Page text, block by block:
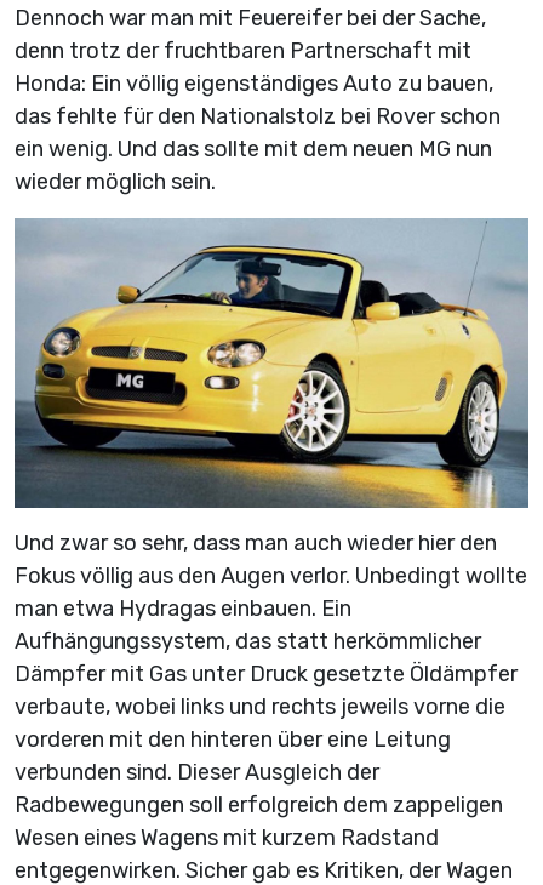
Dennoch war man mit Feuereifer bei der Sache,
denn trotz der fruchtbaren Partnerschaft mit
Honda: Ein völlig eigenständiges Auto zu bauen,
das fehlte für den Nationalstolz bei Rover schon
ein wenig. Und das sollte mit dem neuen MG nun
wieder möglich sein.
Und zwar so sehr, dass man auch wieder hier den
Fokus völlig aus den Augen verlor. Unbedingt wollte
man etwa Hydragas einbauen. Ein
Aufhängungssystem, das statt herkömmlicher
Dämpfer mit Gas unter Druck gesetzte Öldämpfer
verbaute, wobei links und rechts jeweils vorne die
vorderen mit den hinteren über eine Leitung
verbunden sind. Dieser Ausgleich der
Radbewegungen soll erfolgreich dem zappeligen
Wesen eines Wagens mit kurzem Radstand
entgegenwirken. Sicher gab es Kritiken, der Wagen